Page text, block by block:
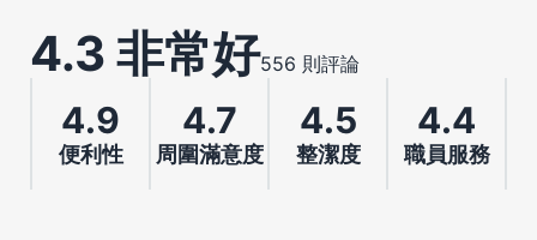
4.3 非常好556 則評論
4.9
便利性
4.7
周圍滿意度
4.5
整潔度
4.4
職員服務